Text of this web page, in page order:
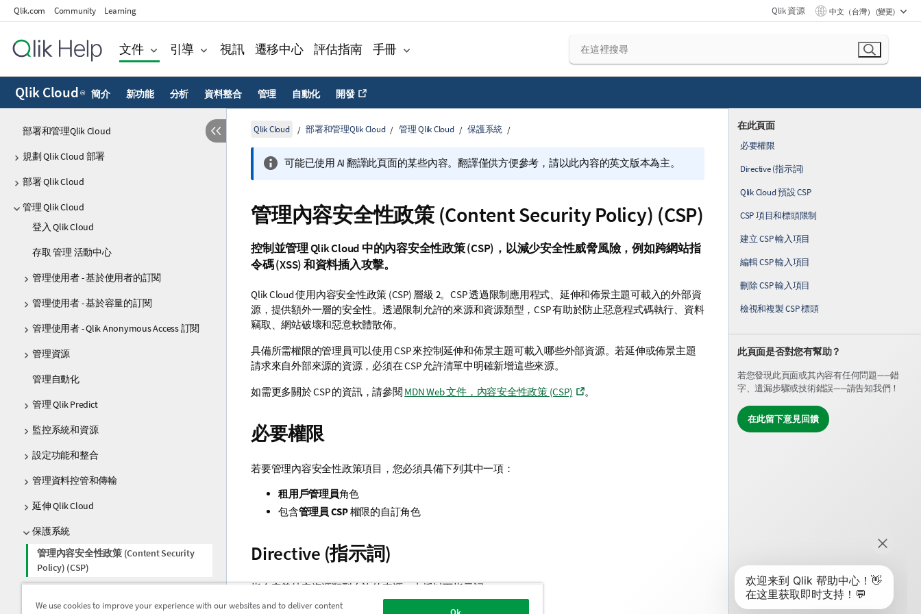
Qlik.com Community Learning Qlik 資源 中文（台灣） (變更)
文件 引導 視訊 遷移中心 評估指南 手冊
Qlik Cloud ® 簡介 新功能 分析 資料整合 管理 自動化 開發
部署和管理Qlik Cloud
規劃 Qlik Cloud 部署
部署 Qlik Cloud
管理 Qlik Cloud
登入 Qlik Cloud
存取 管理 活動中心
管理使用者 - 基於使用者的訂閱
管理使用者 - 基於容量的訂閱
管理使用者 - Qlik Anonymous Access 訂閱
管理資源
管理自動化
管理 Qlik Predict
監控系統和資源
設定功能和整合
管理資料控管和傳輸
延伸 Qlik Cloud
保護系統
管理內容安全性政策 (Content Security
Policy) (CSP)
在此頁面
必要權限
Directive (指示詞)
Qlik Cloud 預設 CSP
CSP 項目和標頭限制
建立 CSP 輸入項目
編輯 CSP 輸入項目
刪除 CSP 輸入項目
檢視和複製 CSP 標頭
此頁面是否對您有幫助？
若您發現此頁面或其內容有任何問題——錯
字、遺漏步驟或技術錯誤——請告知我們！
在此留下意見回饋
Qlik Cloud 部署和管理Qlik Cloud 管理 Qlik Cloud 保護系統
可能已使用 AI 翻譯此頁面的某些內容。翻譯僅供方便參考，請以此內容的英文版本為主。
管理內容安全性政策 (Content Security Policy) (CSP)
控制並管理Qlik Cloud 中的內容安全性政策 (CSP)，以減少安全性威脅風險，例如跨網站指
令碼 (XSS) 和資料插入攻擊。
Qlik Cloud使用內容安全性政策 (CSP) 層級 2。 CSP透過限制應用程式、延伸和佈景主題可載入的外部資
源，提供額外一層的安全性。透過限制允許的來源和資源類型， CSP有助於防止惡意程式碼執行、資料
竊取、網站破壞和惡意軟體散佈。
具備所需權限的管理員可以使用CSP來控制延伸和佈景主題可載入哪些外部資源。若延伸或佈景主題
請求來自外部來源的資源，必須在CSP允許清單中明確新增這些來源。
如需更多關於CSP的資訊，請參閱 MDN Web 文件，內容安全性政策 (CSP) 。
必要權限
若要管理內容安全性政策項目，您必須具備下列其中一項：
租用戶管理員角色
包含管理員 CSP權限的自訂角色
Directive (指示詞)
指令定義特定資源類型允許的來源。支援以下指示詞：
We use cookies to improve your experience with our websites and to deliver content